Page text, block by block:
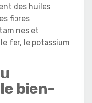
des huiles
fibres
et
fer, le potassium
bien-